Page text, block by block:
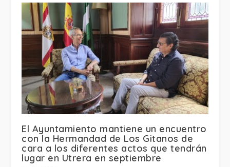
El Ayuntamiento mantiene un encuentro
con la Hermandad de Los Gitanos de
cara a los diferentes actos que tendrán
lugar en Utrera en septiembre